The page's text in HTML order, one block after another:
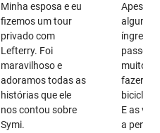
Minha esposa e eu
fizemos um tour
privado com
Lefterry. Foi
maravilhoso e
adoramos todas as
histórias que ele
nos contou sobre
Symi.
Apesar
muito
fazer
E as
a pena.